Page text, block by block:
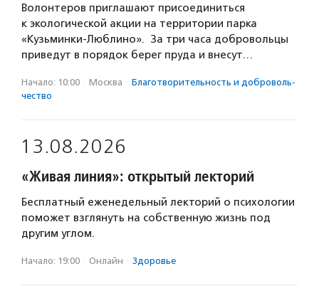
Волонтеров приглашают присоединиться
к экологической акции на территории парка
«Кузьминки-Люблино». За три часа добровольцы
приведут в порядок берег пруда и внесут…
Начало: 10:00 · Москва · Благотвори­тель­ность и доброволь­
чест­во
13.08.2026
«Живая линия»: открытый лекторий
Бесплатный еженедельный лекторий о психологии
поможет взглянуть на собственную жизнь под
другим углом.
Начало: 19:00 · Онлайн · Здоровье